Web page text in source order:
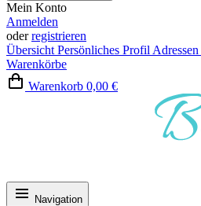
Mein Konto
Anmelden
oderregistrieren
Übersicht Persönliches Profil Adressen
Warenkörbe
Warenkorb 0,00 €
Navigation